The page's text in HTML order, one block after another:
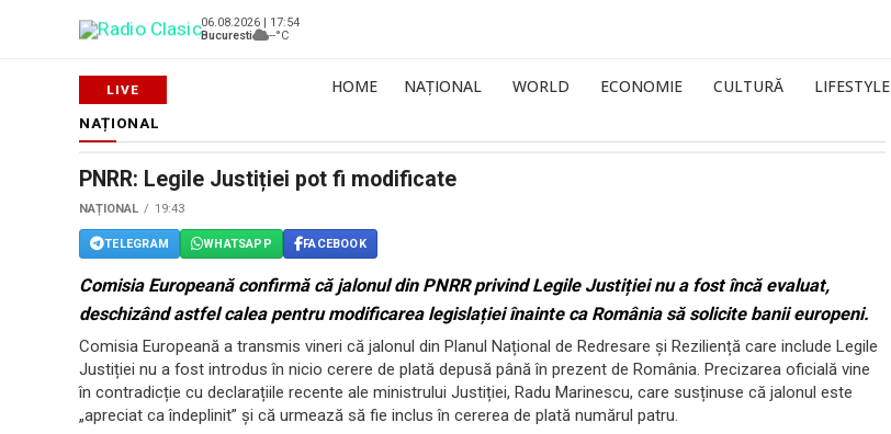
06.08.2026 | 17:54
Bucuresti
--°C
HOME NAȚIONAL WORLD ECONOMIE CULTURĂ LIFESTYLE
NAȚIONAL
PNRR: Legile Justiției pot fi modificate
NAȚIONAL 19:43
TELEGRAM WHATSAPP FACEBOOK
Comisia Europeană confirmă că jalonul din PNRR privind Legile Justiției nu a fost încă evaluat,
deschizând astfel calea pentru modificarea legislației înainte ca România să solicite banii europeni.
Comisia Europeană a transmis vineri că jalonul din Planul Național de Redresare și Reziliență care include Legile
Justiției nu a fost introdus în nicio cerere de plată depusă până în prezent de România. Precizarea oficială vine
în contradicție cu declarațiile recente ale ministrului Justiției, Radu Marinescu, care susținuse că jalonul este
„apreciat ca îndeplinit” și că urmează să fie inclus în cererea de plată numărul patru.